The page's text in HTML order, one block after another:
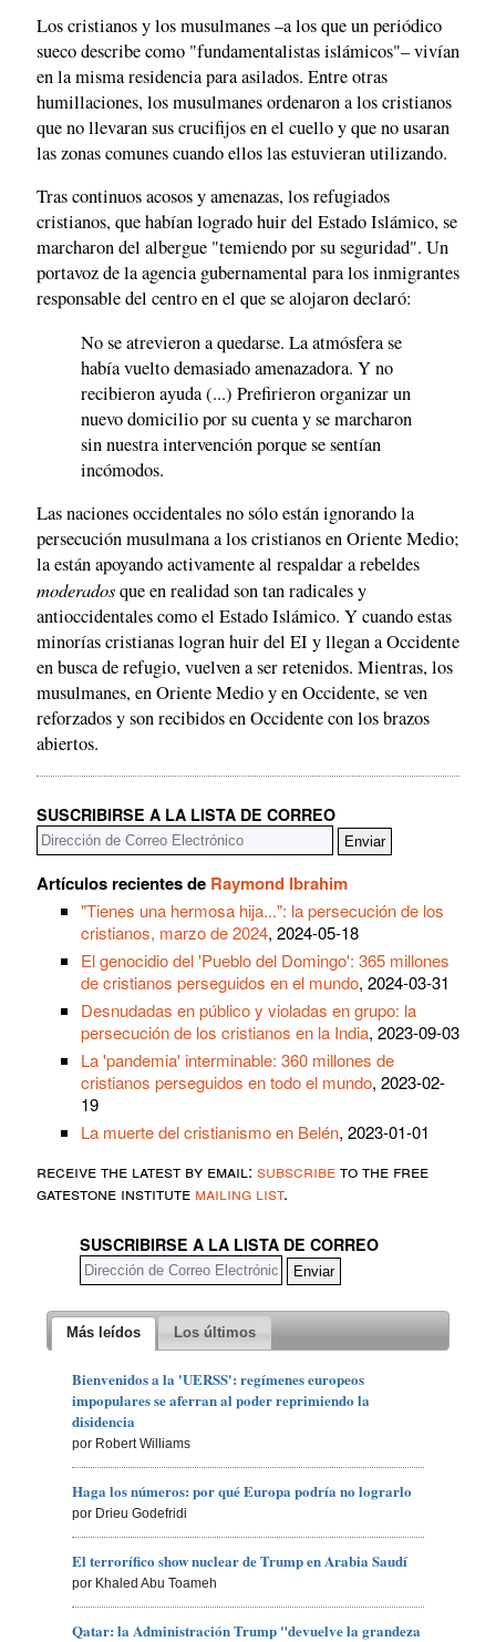
Los cristianos y los musulmanes –a los que un periódico
sueco describe como "fundamentalistas islámicos"– vivían
en la misma residencia para asilados. Entre otras
humillaciones, los musulmanes ordenaron a los cristianos
que no llevaran sus crucifijos en el cuello y que no usaran
las zonas comunes cuando ellos las estuvieran utilizando.
Tras continuos acosos y amenazas, los refugiados
cristianos, que habían logrado huir del Estado Islámico, se
marcharon del albergue "temiendo por su seguridad". Un
portavoz de la agencia gubernamental para los inmigrantes
responsable del centro en el que se alojaron declaró:
No se atrevieron a quedarse. La atmósfera se
había vuelto demasiado amenazadora. Y no
recibieron ayuda (...) Prefirieron organizar un
nuevo domicilio por su cuenta y se marcharon
sin nuestra intervención porque se sentían
incómodos.
Las naciones occidentales no sólo están ignorando la
persecución musulmana a los cristianos en Oriente Medio;
la están apoyando activamente al respaldar a rebeldes
moderadosque en realidad son tan radicales y
antioccidentales como el Estado Islámico. Y cuando estas
minorías cristianas logran huir del EI y llegan a Occidente
en busca de refugio, vuelven a ser retenidos. Mientras, los
musulmanes, en Oriente Medio y en Occidente, se ven
reforzados y son recibidos en Occidente con los brazos
abiertos.
SUSCRIBIRSE A LA LISTA DE CORREO
Artículos recientes de Raymond Ibrahim
"Tienes una hermosa hija...": la persecución de los
cristianos, marzo de 2024, 2024-05-18
El genocidio del 'Pueblo del Domingo': 365 millones
de cristianos perseguidos en el mundo, 2024-03-31
Desnudadas en público y violadas en grupo: la
persecución de los cristianos en la India, 2023-09-03
La 'pandemia' interminable: 360 millones de
cristianos perseguidos en todo el mundo, 2023-02-
19
La muerte del cristianismo en Belén, 2023-01-01
receive the latest by email: subscribeto the free
gatestone institute mailing list.
SUSCRIBIRSE A LA LISTA DE CORREO
Más leídos Los últimos
Bienvenidos a la 'UERSS': regímenes europeos
impopulares se aferran al poder reprimiendo la
disidencia
por Robert Williams
Haga los números: por qué Europa podría no lograrlo
por Drieu Godefridi
El terrorífico show nuclear de Trump en Arabia Saudí
por Khaled Abu Toameh
Qatar: la Administración Trump "devuelve la grandeza